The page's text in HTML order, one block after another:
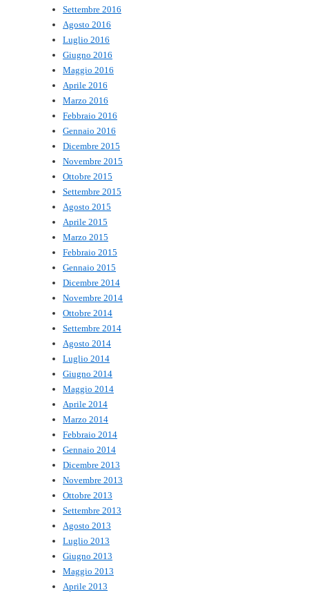
Settembre 2016
Agosto 2016
Luglio 2016
Giugno 2016
Maggio 2016
Aprile 2016
Marzo 2016
Febbraio 2016
Gennaio 2016
Dicembre 2015
Novembre 2015
Ottobre 2015
Settembre 2015
Agosto 2015
Aprile 2015
Marzo 2015
Febbraio 2015
Gennaio 2015
Dicembre 2014
Novembre 2014
Ottobre 2014
Settembre 2014
Agosto 2014
Luglio 2014
Giugno 2014
Maggio 2014
Aprile 2014
Marzo 2014
Febbraio 2014
Gennaio 2014
Dicembre 2013
Novembre 2013
Ottobre 2013
Settembre 2013
Agosto 2013
Luglio 2013
Giugno 2013
Maggio 2013
Aprile 2013